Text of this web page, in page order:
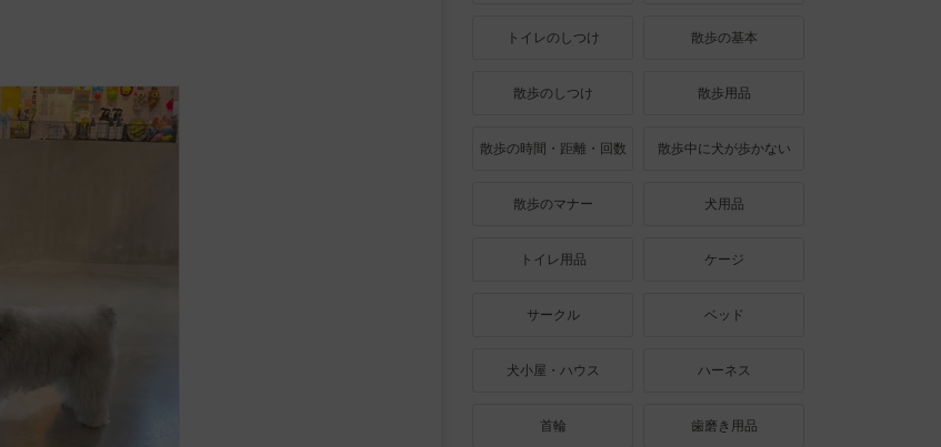
トイレのしつけ 散歩の基本
散歩のしつけ 散歩用品
散歩の時間・距離・回数 散歩中に犬が歩かない
散歩のマナー 犬用品
トイレ用品 ケージ
サークル ベッド
犬小屋・ハウス ハーネス
首輪 歯磨き用品